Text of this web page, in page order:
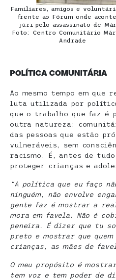
Familiares, amigos e
frente ao Fórum onde
júri pelo assassinato de
Foto: Centro Comunitário
Andrade
POLÍTICA COMUNITÁRIA
Ao mesmo tempo em
luta utilizada por
que o trabalho que faz é
outra natureza:
das pessoas que estão
vulneráveis, sem
racismo. É, antes de
proteger crianças e
“A política que eu faço
ninguém, não envolve
gente faz é mostrar a
mora em favela. Não é
peneira. É dizer que tu
preto e mostrar que
crianças, as mães de
O meu propósito é
tem voz e tem poder de